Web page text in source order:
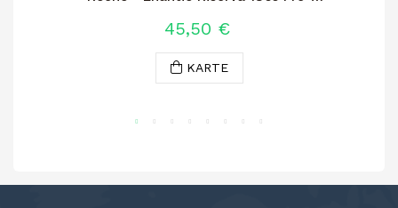
45,50 €
KARTE